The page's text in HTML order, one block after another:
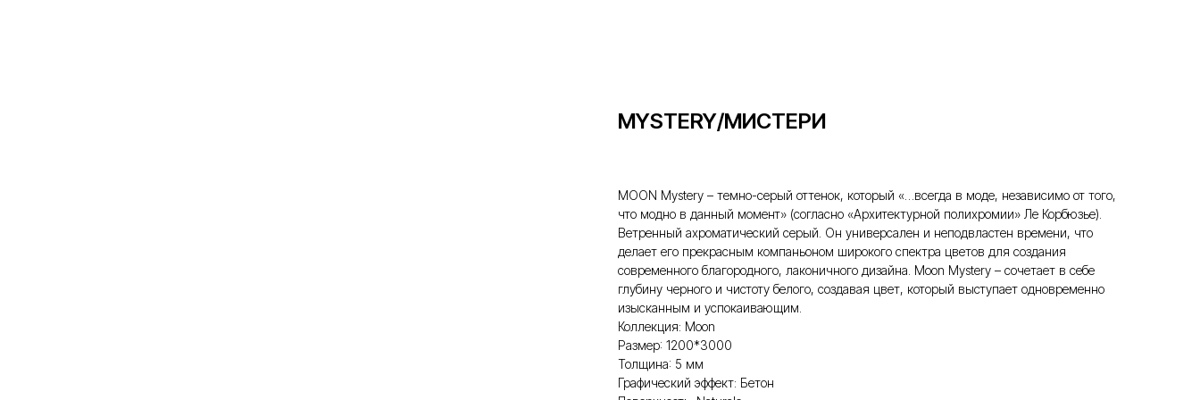
MYSTERY/МИСТЕРИ
MOON Mystery – темно-серый оттенок, который «…всегда в моде, независимо от того,
что модно в данный момент» (согласно «Архитектурной полихромии» Ле Корбюзье).
Ветренный ахроматический серый. Он универсален и неподвластен времени, что
делает его прекрасным компаньоном широкого спектра цветов для создания
современного благородного, лаконичного дизайна. Moon Mystery – сочетает в себе
глубину черного и чистоту белого, создавая цвет, который выступает одновременно
изысканным и успокаивающим.
Коллекция: Moon
Размер: 1200*3000
Толщина: 5 мм
Графический эффект: Бетон